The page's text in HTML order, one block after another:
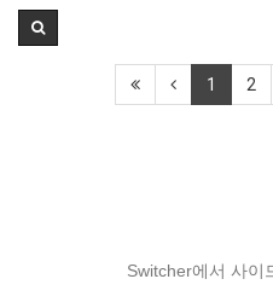
1 2
Switcher에서 사이